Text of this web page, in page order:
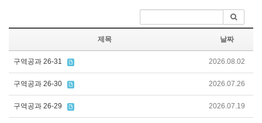
제목 날짜
구역공과 26-31 2026.08.02
구역공과 26-30 2026.07.26
구역공과 26-29 2026.07.19